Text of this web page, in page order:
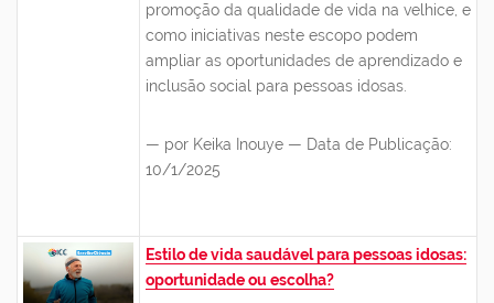
promoção da qualidade de vida na velhice, e
como iniciativas neste escopo podem
ampliar as oportunidades de aprendizado e
inclusão social para pessoas idosas.
— por Keika Inouye — Data de Publicação:
10/1/2025
Estilo de vida saudável para pessoas idosas:
oportunidade ou escolha?